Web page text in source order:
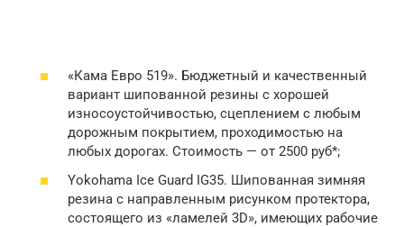
«Кама Евро 519». Бюджетный и качественный
вариант шипованной резины с хорошей
износоустойчивостью, сцеплением с любым
дорожным покрытием, проходимостью на
любых дорогах. Стоимость — от 2500 руб*;
Yokohama Ice Guard IG35. Шипованная зимняя
резина с направленным рисунком протектора,
состоящего из «ламелей 3D», имеющих рабочие